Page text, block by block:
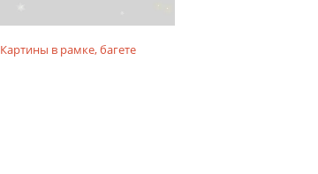
Картины в рамке, багете